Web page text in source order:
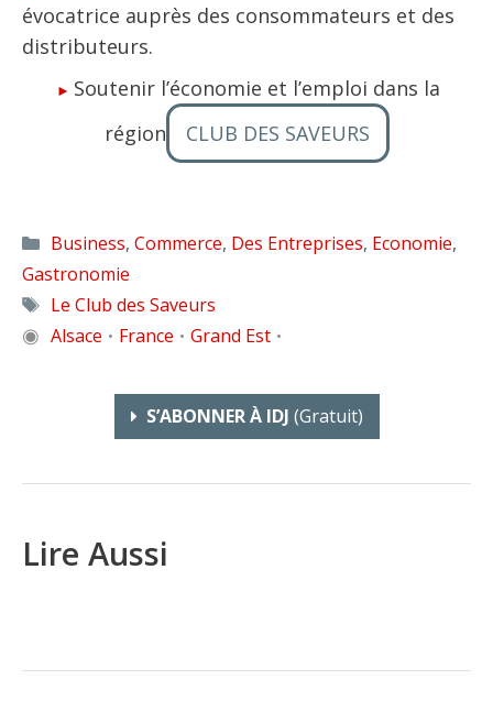
évocatrice auprès des consommateurs et des
distributeurs.
Soutenir l’économie et l’emploi dans la
région
CLUB DES SAVEURS
Catégories
Business, Commerce, Des Entreprises, Economie,
Gastronomie
Étiquettes
Le Club des Saveurs
◉ Alsace • France • Grand Est •
S’ABONNER À IDJ (gratuit)
Lire Aussi